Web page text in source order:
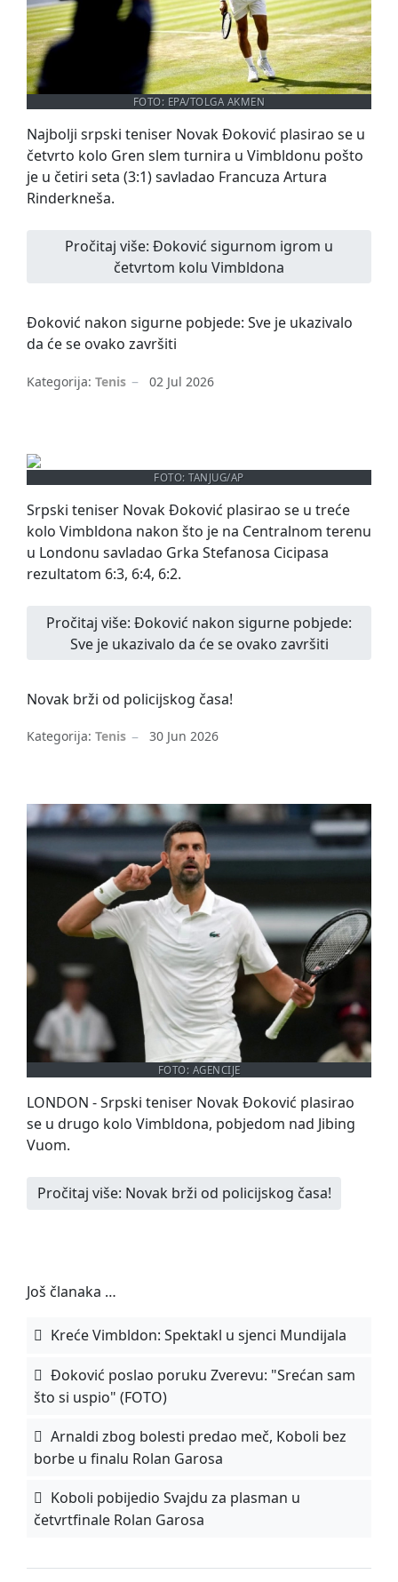
FOTO: EPA/TOLGA AKMEN
Najbolji srpski teniser Novak Đoković plasirao se u
četvrto kolo Gren slem turnira u Vimbldonu pošto
je u četiri seta (3:1) savladao Francuza Artura
Rinderkneša.
Pročitaj više: Đoković sigurnom igrom u
četvrtom kolu Vimbldona
Đoković nakon sigurne pobjede: Sve je ukazivalo
da će se ovako završiti
Kategorija: Tenis 02 Jul 2026
FOTO: TANJUG/AP
Srpski teniser Novak Đoković plasirao se u treće
kolo Vimbldona nakon što je na Centralnom terenu
u Londonu savladao Grka Stefanosa Cicipasa
rezultatom 6:3, 6:4, 6:2.
Pročitaj više: Đoković nakon sigurne pobjede:
Sve je ukazivalo da će se ovako završiti
Novak brži od policijskog časa!
Kategorija: Tenis 30 Jun 2026
FOTO: AGENCIJE
LONDON - Srpski teniser Novak Đoković plasirao
se u drugo kolo Vimbldona, pobjedom nad Jibing
Vuom.
Pročitaj više: Novak brži od policijskog časa!
Još članaka …
Kreće Vimbldon: Spektakl u sjenci Mundijala
Đoković poslao poruku Zverevu: "Srećan sam
što si uspio" (FOTO)
Arnaldi zbog bolesti predao meč, Koboli bez
borbe u finalu Rolan Garosa
Koboli pobijedio Svajdu za plasman u
četvrtfinale Rolan Garosa